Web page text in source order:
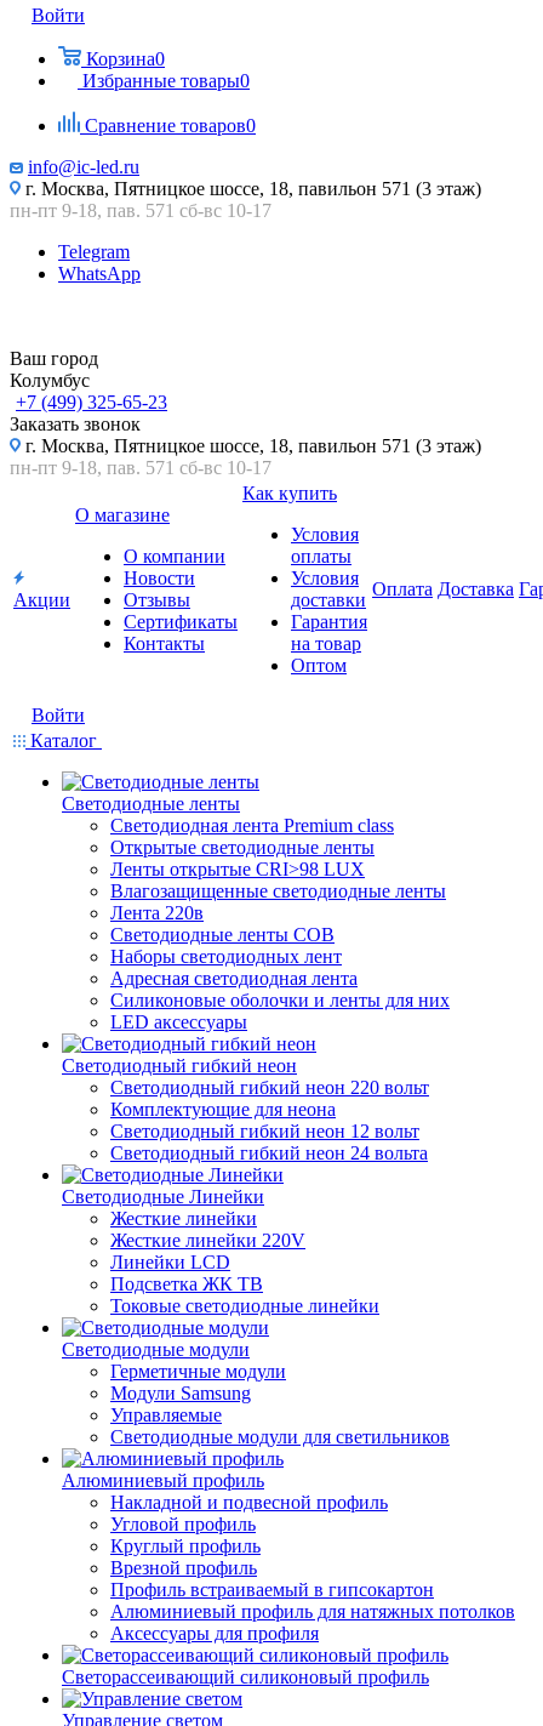
Войти
Корзина0
Избранные товары0
Сравнение товаров0
info@ic-led.ru
г. Москва, Пятницкое шоссе, 18, павильон 571 (3 этаж)
пн-пт 9-18, пав. 571 сб-вс 10-17
Telegram
WhatsApp
Ваш город
Колумбус
+7 (499) 325-65-23
Заказать звонок
г. Москва, Пятницкое шоссе, 18, павильон 571 (3 этаж)
пн-пт 9-18, пав. 571 сб-вс 10-17
Акции
О магазине
О компании
Новости
Отзывы
Сертификаты
Контакты
Как купить
Условия
оплаты
Условия
доставки
Гарантия
на товар
Оптом
Оплата Доставка
Войти
Каталог
Светодиодные ленты
Светодиодная лента Premium class
Открытые светодиодные ленты
Ленты открытые CRI>98 LUX
Влагозащищенные светодиодные ленты
Лента 220в
Светодиодные ленты COB
Наборы светодиодных лент
Адресная светодиодная лента
Силиконовые оболочки и ленты для них
LED аксессуары
Светодиодный гибкий неон
Светодиодный гибкий неон 220 вольт
Комплектующие для неона
Светодиодный гибкий неон 12 вольт
Светодиодный гибкий неон 24 вольта
Светодиодные Линейки
Жесткие линейки
Жесткие линейки 220V
Линейки LCD
Подсветка ЖК ТВ
Токовые светодиодные линейки
Светодиодные модули
Герметичные модули
Модули Samsung
Управляемые
Светодиодные модули для светильников
Алюминиевый профиль
Накладной и подвесной профиль
Угловой профиль
Круглый профиль
Врезной профиль
Профиль встраиваемый в гипсокартон
Алюминиевый профиль для натяжных потолков
Аксессуары для профиля
Светорассеивающий силиконовый профиль
Управление светом